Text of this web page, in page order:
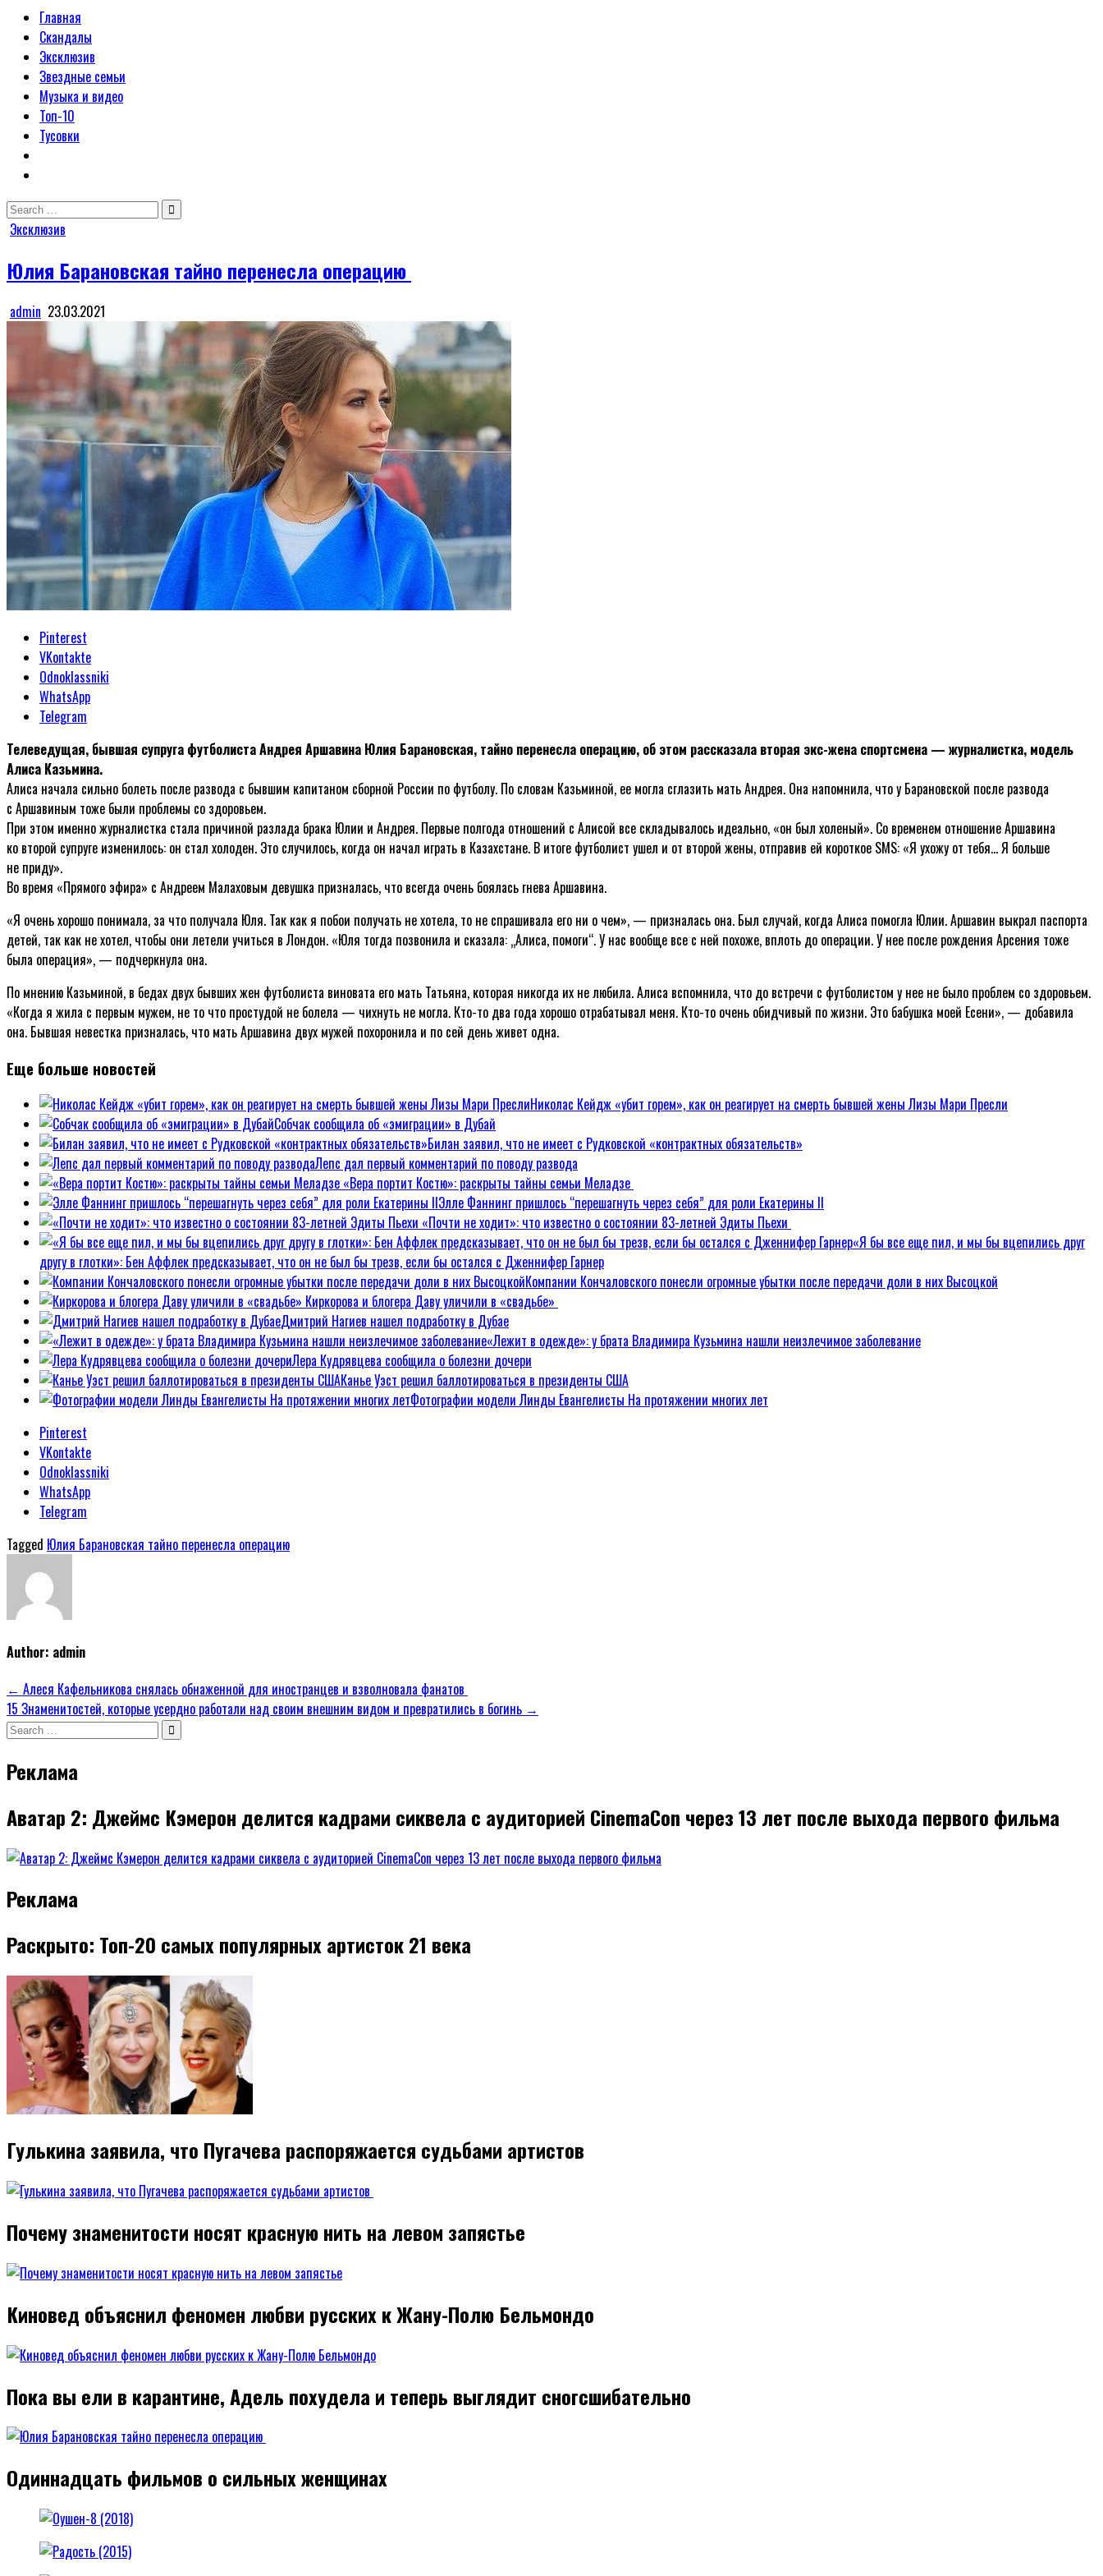
Главная
Скандалы
Эксклюзив
Звездные семьи
Музыка и видео
Топ-10
Тусовки
Search
for:
Posted
Эксклюзив
Юлия Барановская тайно перенесла операцию
admin 23.03.2021
Pinterest
VKontakte
Odnoklassniki
WhatsApp
Telegram
Телеведущая, бывшая супруга футболиста Андрея Аршавина Юлия Барановская, тайно перенесла операцию, об этом рассказала вторая экс-жена спортсмена — журналистка, модель
Алиса Казьмина.
Алиса начала сильно болеть после развода с бывшим капитаном сборной России по футболу. По словам Казьминой, ее могла сглазить мать Андрея. Она напомнила, что у Барановской после развода
с Аршавиным тоже были проблемы со здоровьем.
При этом именно журналистка стала причиной разлада брака Юлии и Андрея. Первые полгода отношений с Алисой все складывалось идеально, «он был холеный». Со временем отношение Аршавина
ко второй супруге изменилось: он стал холоден. Это случилось, когда он начал играть в Казахстане. В итоге футболист ушел и от второй жены, отправив ей короткое SMS: «Я ухожу от тебя… Я больше
не приду».
Во время «Прямого эфира» с Андреем Малаховым девушка призналась, что всегда очень боялась гнева Аршавина.
«Я очень хорошо понимала, за что получала Юля. Так как я побои получать не хотела, то не спрашивала его ни о чем», — призналась она. Был случай, когда Алиса помогла Юлии. Аршавин выкрал паспорта
детей, так как не хотел, чтобы они летели учиться в Лондон. «Юля тогда позвонила и сказала: „Алиса, помоги“. У нас вообще все с ней похоже, вплоть до операции. У нее после рождения Арсения тоже
была операция», — подчеркнула она.
По мнению Казьминой, в бедах двух бывших жен футболиста виновата его мать Татьяна, которая никогда их не любила. Алиса вспомнила, что до встречи с футболистом у нее не было проблем со здоровьем.
«Когда я жила с первым мужем, не то что простудой не болела — чихнуть не могла. Кто-то два года хорошо отрабатывал меня. Кто-то очень обидчивый по жизни. Это бабушка моей Есени», — добавила
она. Бывшая невестка призналась, что мать Аршавина двух мужей похоронила и по сей день живет одна.
Еще больше новостей
Николас Кейдж «убит горем», как он реагирует на смерть бывшей жены Лизы Мари Пресли
Собчак сообщила об «эмиграции» в Дубай
Билан заявил, что не имеет с Рудковской «контрактных обязательств»
Лепс дал первый комментарий по поводу развода
«Вера портит Костю»: раскрыты тайны семьи Меладзе
Элле Фаннинг пришлось “перешагнуть через себя” для роли Екатерины II
«Почти не ходит»: что известно о состоянии 83-летней Эдиты Пьехи
«Я бы все еще пил, и мы бы вцепились друг
другу в глотки»: Бен Аффлек предсказывает, что он не был бы трезв, если бы остался с Дженнифер Гарнер
Компании Кончаловского понесли огромные убытки после передачи доли в них Высоцкой
Киркорова и блогера Даву уличили в «свадьбе»
Дмитрий Нагиев нашел подработку в Дубае
«Лежит в одежде»: у брата Владимира Кузьмина нашли неизлечимое заболевание
Лера Кудрявцева сообщила о болезни дочери
Канье Уэст решил баллотироваться в президенты США
Фотографии модели Линды Евангелисты На протяжении многих лет
Pinterest
VKontakte
Odnoklassniki
WhatsApp
Telegram
Tagged Юлия Барановская тайно перенесла операцию
Author: admin
Навигация
по
← Алеся Кафельникова снялась обнаженной для иностранцев и взволновала фанатов
15 Знаменитостей, которые усердно работали над своим внешним видом и превратились в богинь →
Search
Реклама
Аватар 2: Джеймс Кэмерон делится кадрами сиквела с аудиторией CinemaCon через 13 лет после выхода первого фильма
Реклама
Раскрыто: Топ-20 самых популярных артисток 21 века
Гулькина заявила, что Пугачева распоряжается судьбами артистов
Почему знаменитости носят красную нить на левом запястье
Киновед объяснил феномен любви русских к Жану-Полю Бельмондо
Пока вы ели в карантине, Адель похудела и теперь выглядит сногсшибательно
Одиннадцать фильмов о сильных женщинах